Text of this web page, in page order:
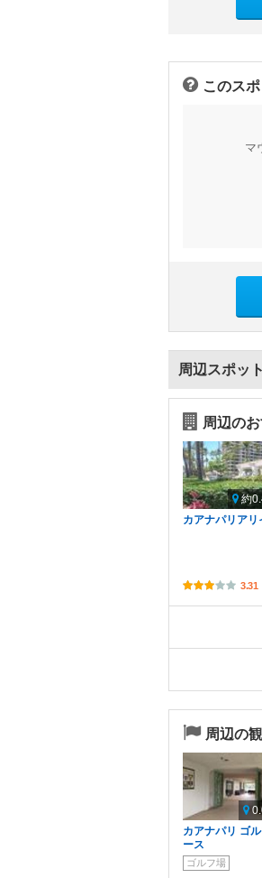
このス
マ
周辺スポット
周辺の
約
カアナパリアリ
3.31
周辺の
カアナパリ ゴ
ース
ゴルフ場